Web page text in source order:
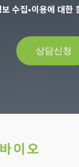
수집•이용에 대한